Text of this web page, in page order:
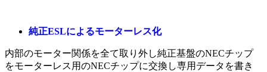
純正ESLによるモーターレス化
内部のモーター関係を全て取り外し純正基盤のNECチップ
をモーターレス用のNECチップに交換し専用データを書き